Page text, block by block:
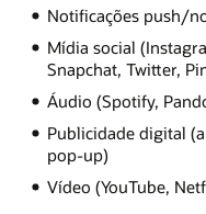
Notificações push/
Mídia social
Snapchat, Twitter,
Áudio (Spotify,
Publicidade digital
pop-up)
Vídeo (YouTube,